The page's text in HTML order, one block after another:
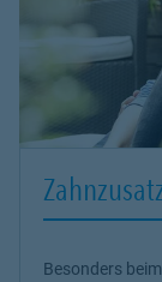
Besonders